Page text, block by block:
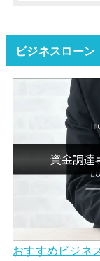
ビジネスローン
おすすめビジネ